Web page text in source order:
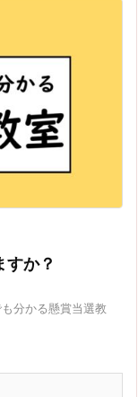
すか？
分かる懸賞当選教